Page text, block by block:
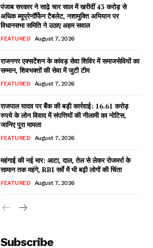
पंजाब सरकार ने साढ़े चार साल में खरीदीं 43 करोड़ से
अधिक ब्यूप्रेनॉर्फिन टैबलेट, नशामुक्ति अभियान पर
विधानसभा समिति ने उठाए अहम सवाल
FEATURED August 7, 2026
राजनगर एक्सटेंशन के कांवड़ सेवा शिविर में समाजसेवियों का
सम्मान, शिवभक्तों की सेवा में जुटी टीम
FEATURED August 7, 2026
राजपाल यादव पर बैंक की बड़ी कार्रवाई: 16.61 करोड़
रुपये के लोन विवाद में संपत्तियों की नीलामी का नोटिस,
जानिए पूरा मामला
FEATURED August 7, 2026
महंगाई की नई मार: आटा, दाल, तेल से लेकर रोजमर्रा के
सामान तक महंगे, RBI सर्वे में भी बढ़ी लोगों की चिंता
FEATURED August 7, 2026
Subscribe